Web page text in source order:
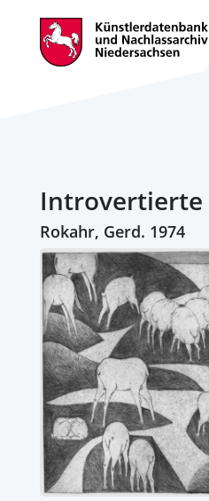
Introvertierte
Rokahr, Gerd. 1974